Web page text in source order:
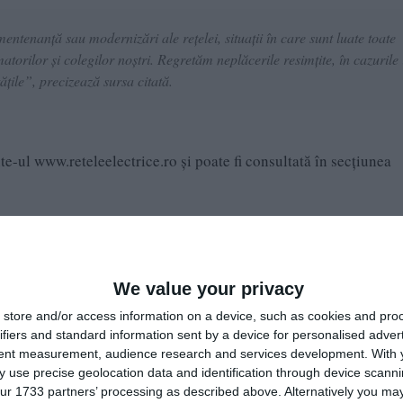
We value your privacy
store and/or access information on a device, such as cookies and
and standard information sent by a device for personalised
measurement, audience research and services development. With
use precise geolocation data and identification through device
1733 partners’ processing as described above. Alternatively you
sau modernizări ale rețelei, situații în care sunt luate toate
și colegilor noștri. Regretăm neplăcerile resimțite, în cazurile
precizează sursa citată.
ul www.reteleelectrice.ro și poate fi consultată în secțiunea
Kogălniceanu, Arcului, Delfinului, Vînători, sediu Primărie
Compozitorilor, bloc Prim Coz Residence - str.
blocurile: 5, 7, 8 (PF Vasvari) - str. C-tin Bobescu și
bloc Prim Coz Residence - str. Edmond Deda 14, bloc
(PF Vasvari) - str. C-tin Bobescu și Haricleea Darclee.
Morii, Izvorului (parțial), Florilor (parțial), zona CAP.